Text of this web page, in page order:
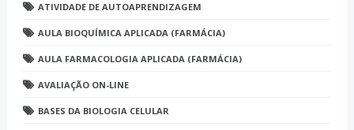
ATIVIDADE DE AUTOAPRENDIZAGEM
AULA BIOQUÍMICA APLICADA (FARMÁCIA)
AULA FARMACOLOGIA APLICADA (FARMÁCIA)
AVALIAÇÃO ON-LINE
BASES DA BIOLOGIA CELULAR